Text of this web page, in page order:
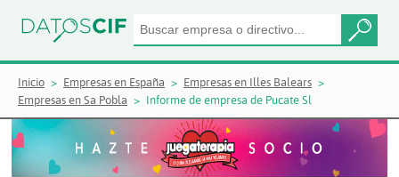
Inicio Empresas en España
Empresas en Illes Balears
Empresas en Sa Pobla
Informe de empresa de Pucate Sl